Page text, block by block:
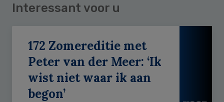
Interessant voor u
172 Zomereditie met
Peter van der Meer: ‘Ik
wist niet waar ik aan
begon’